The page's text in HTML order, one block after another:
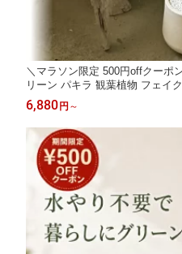
＼マラソン限定 500円offクーポ
リーン パキラ 観葉植物 フェイ
100cm インテリア 室内 オフィ
Kugusa ＼レビュー特典あり／
6,880 円 ～